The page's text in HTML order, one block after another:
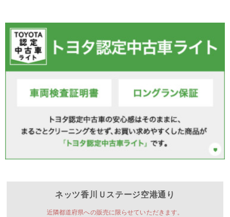
ネッツ香川 Ｕステージ空港通り
近隣都道府県への販売に限らせていただきます。